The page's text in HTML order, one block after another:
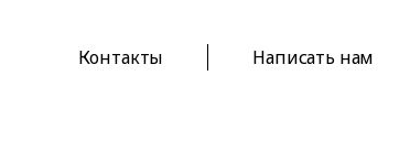
Контакты Написать нам